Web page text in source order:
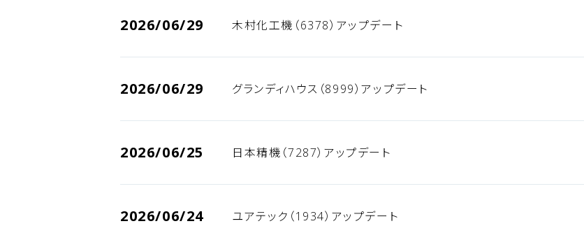
2026/06/29 木村化工機（6378）アップデート
2026/06/29 グランディハウス（8999）アップデート
2026/06/25 日本精機（7287）アップデート
2026/06/24 ユアテック（1934）アップデート